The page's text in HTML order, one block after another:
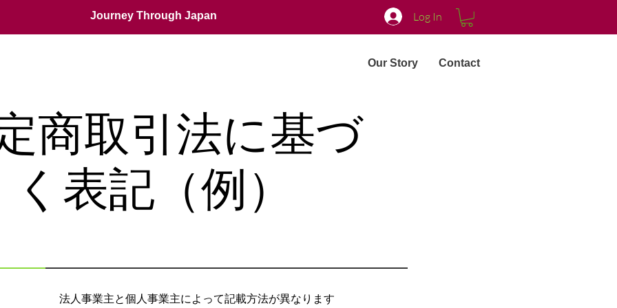
Journey Through Japan Log In
Our Story Contact
商取引法に基づ
く表記（例）
法人事業主と個人事業主によって記載方法が異なります